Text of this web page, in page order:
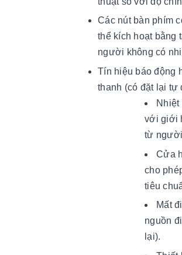
Các nút bàn phím
thể kích hoạt bằng
người không có
Tín hiệu báo động
thanh (có đặt lại tự
Nhiệt
với giới
từ
Cửa
cho
tiêu
Mất
nguồn
lại).